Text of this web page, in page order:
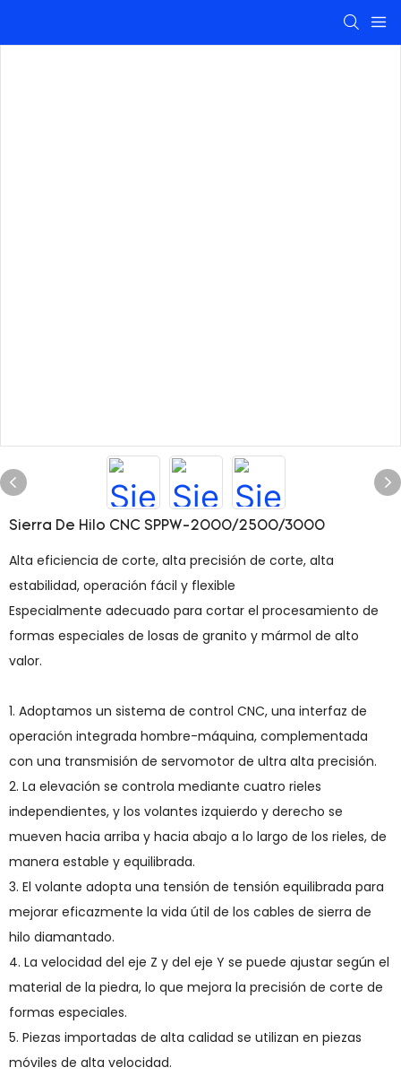
Sierra De Hilo CNC SPPW-2000/2500/3000
Alta eficiencia de corte, alta precisión de corte, alta
estabilidad, operación fácil y flexible
Especialmente adecuado para cortar el procesamiento de
formas especiales de losas de granito y mármol de alto
valor.
1. Adoptamos un sistema de control CNC, una interfaz de
operación integrada hombre-máquina, complementada
con una transmisión de servomotor de ultra alta precisión.
2. La elevación se controla mediante cuatro rieles
independientes, y los volantes izquierdo y derecho se
mueven hacia arriba y hacia abajo a lo largo de los rieles, de
manera estable y equilibrada.
3. El volante adopta una tensión de tensión equilibrada para
mejorar eficazmente la vida útil de los cables de sierra de
hilo diamantado.
4. La velocidad del eje Z y del eje Y se puede ajustar según el
material de la piedra, lo que mejora la precisión de corte de
formas especiales.
5. Piezas importadas de alta calidad se utilizan en piezas
móviles de alta velocidad.